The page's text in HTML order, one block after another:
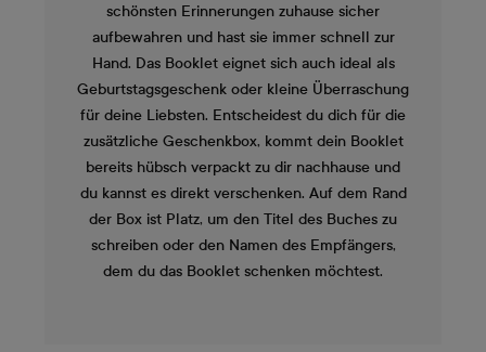
schönsten Erinnerungen zuhause sicher
aufbewahren und hast sie immer schnell zur
Hand. Das Booklet eignet sich auch ideal als
Geburtstagsgeschenk oder kleine Überraschung
für deine Liebsten. Entscheidest du dich für die
zusätzliche Geschenkbox, kommt dein Booklet
bereits hübsch verpackt zu dir nachhause und
du kannst es direkt verschenken. Auf dem Rand
der Box ist Platz, um den Titel des Buches zu
schreiben oder den Namen des Empfängers,
dem du das Booklet schenken möchtest.